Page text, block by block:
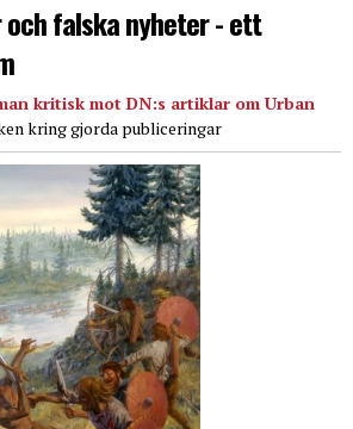
och falska nyheter - ett
kritisk mot DN:s artiklar om Urban
kring gjorda publiceringar